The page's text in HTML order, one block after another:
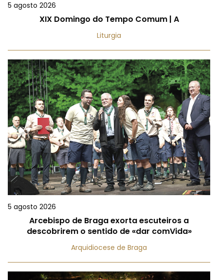
5 agosto 2026
XIX Domingo do Tempo Comum | A
Liturgia
5 agosto 2026
Arcebispo de Braga exorta escuteiros a
descobrirem o sentido de «dar comVida»
Arquidiocese de Braga